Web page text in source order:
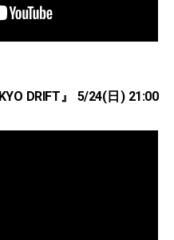
DRIFT』 5/24(日) 21:00